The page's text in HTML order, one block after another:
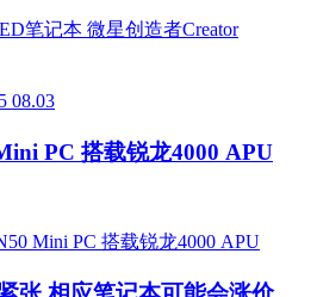
08.03
PC 搭载锐龙4000 APU